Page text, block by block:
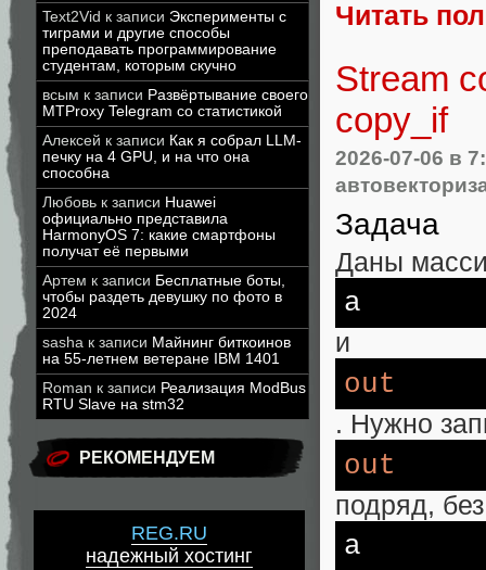
Text2Vid к записи Эксперименты с
тиграми и другие способы
преподавать программирование
студентам, которым скучно
всым к записи Развёртывание своего
MTProxy Telegram со статистикой
Алексей к записи Как я собрал LLM-
печку на 4 GPU, и на что она
способна
Любовь к записи Huawei
официально представила
HarmonyOS 7: какие смартфоны
получат её первыми
Артем к записи Бесплатные боты,
чтобы раздеть девушку по фото в
2024
sasha к записи Майнинг биткоинов
на 55-летнем ветеране IBM 1401
Roman к записи Реализация ModBus
RTU Slave на stm32
РЕКОМЕНДУЕМ
REG.RU
надежный хостинг
Читать
Stream
copy_if
2026-07-06 в
Задача
Даны
a
и
out
. Нужно
out
подряд,
a